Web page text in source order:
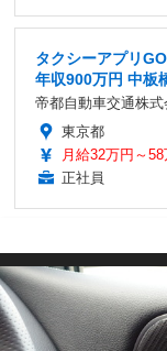
タクシーアプリ
年収900万円 中板
帝都自動車交通株
東京都
月給32万円～58
正社員